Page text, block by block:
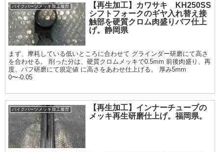
バイクパーツメッキ加工履歴
【再生加工】カワサキ KH250SS
シフトフォークのギヤ入れ替え接
触部を硬質クロム肉盛りバフ仕上
げ。静岡県
まず、摩耗している低いところに合わせて グラインダー研磨にて高さ
を合わせる。 削った分は、硬質クロムメッキで0.5mm 前後肉盛り、再
度、バフ研磨にて規定値 に高さをあわせ仕上げる。 厚み5mm
0〜-0.05
バイクパーツメッキ加工履歴
【再生加工】インナーチューブの
メッキ再生研磨仕上げ。福岡県。